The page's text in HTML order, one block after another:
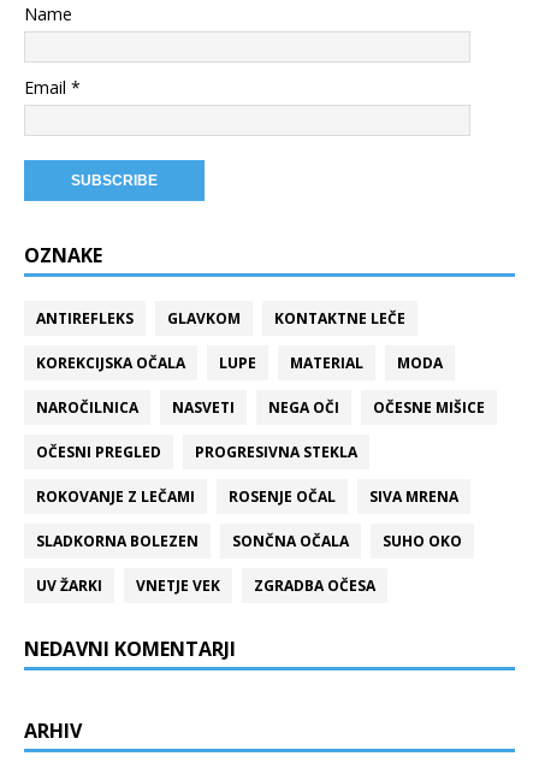
Name
Email *
OZNAKE
ANTIREFLEKS GLAVKOM KONTAKTNE LEČE
KOREKCIJSKA OČALA LUPE MATERIAL MODA
NAROČILNICA NASVETI NEGA OČI OČESNE MIŠICE
OČESNI PREGLED PROGRESIVNA STEKLA
ROKOVANJE Z LEČAMI ROSENJE OČAL SIVA MRENA
SLADKORNA BOLEZEN SONČNA OČALA SUHO OKO
UV ŽARKI VNETJE VEK ZGRADBA OČESA
NEDAVNI KOMENTARJI
ARHIV